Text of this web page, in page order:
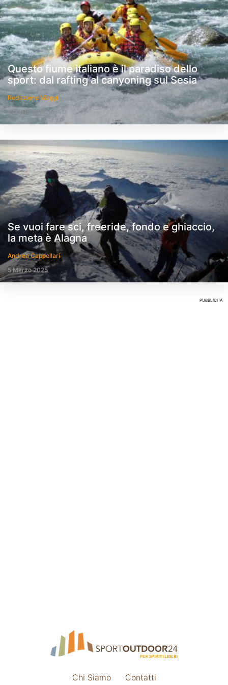
Questo fiume italiano è il paradiso dello
sport: dal rafting al canyoning sul Sesia
Redazione Viaggi
2 Luglio 2025
Se vuoi fare sci, freeride, fondo e ghiaccio,
la meta è Alagna
Andrea Cappellari
5 Marzo 2025
PUBBLICITÀ
Chi Siamo Contatti